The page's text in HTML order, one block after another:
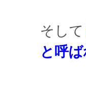
そして
と呼